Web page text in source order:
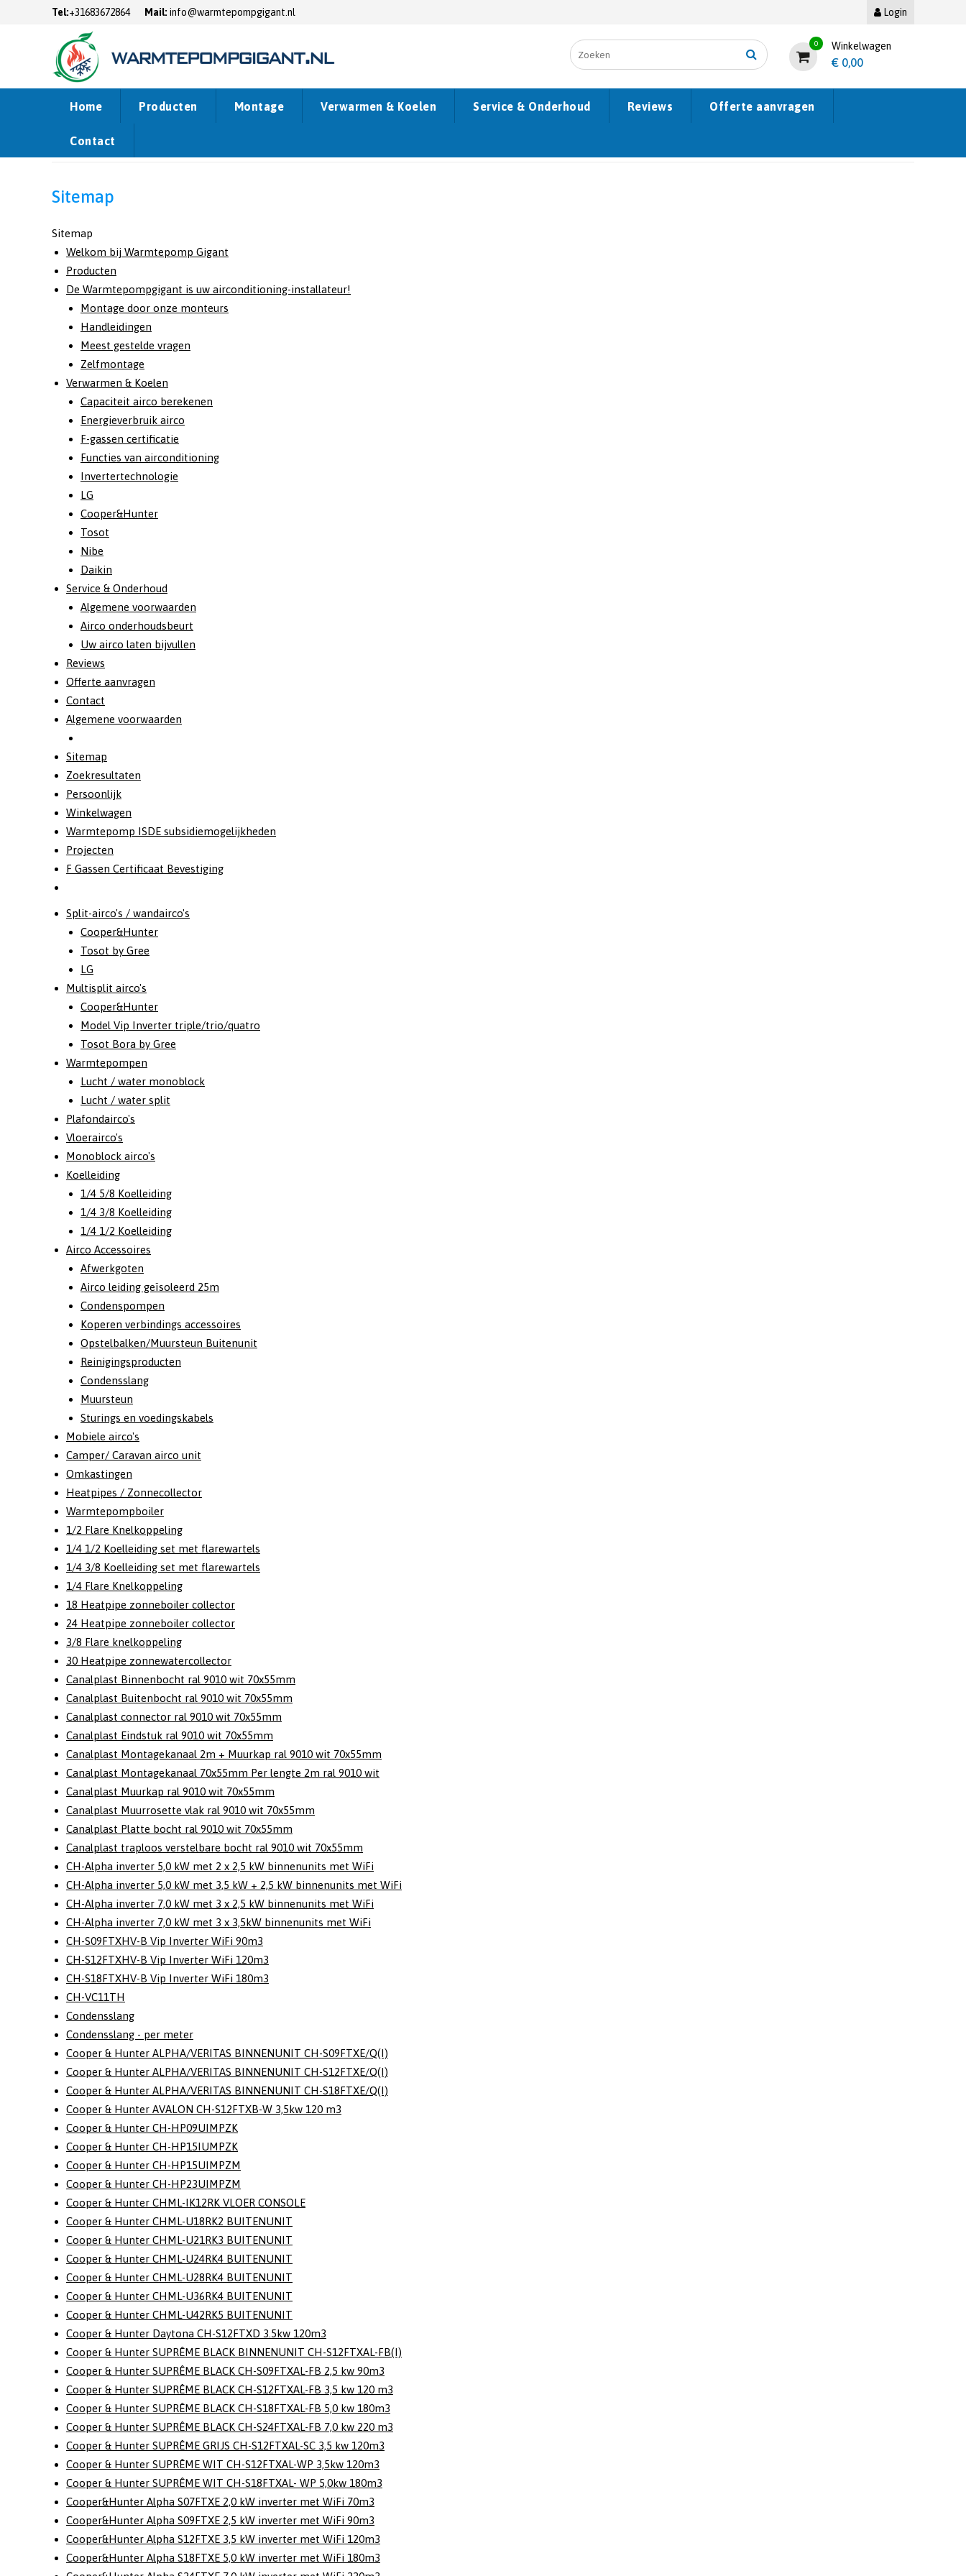
Tel:+31683672864 Mail: info@warmtepompgigant.nl Login
0 Winkelwagen
€ 0,00
Home Producten Montage Verwarmen & Koelen Service & Onderhoud Reviews Offerte aanvragen
Contact
Home Sitemap
Sitemap
Sitemap
Welkom bij Warmtepomp Gigant
Producten
De Warmtepompgigant is uw airconditioning-installateur!
Montage door onze monteurs
Handleidingen
Meest gestelde vragen
Zelfmontage
Verwarmen & Koelen
Capaciteit airco berekenen
Energieverbruik airco
F-gassen certificatie
Functies van airconditioning
Invertertechnologie
LG
Cooper&Hunter
Tosot
Nibe
Daikin
Service & Onderhoud
Algemene voorwaarden
Airco onderhoudsbeurt
Uw airco laten bijvullen
Reviews
Offerte aanvragen
Contact
Algemene voorwaarden
Sitemap
Zoekresultaten
Persoonlijk
Winkelwagen
Warmtepomp ISDE subsidiemogelijkheden
Projecten
F Gassen Certificaat Bevestiging
Split-airco's / wandairco's
Cooper&Hunter
Tosot by Gree
LG
Multisplit airco's
Cooper&Hunter
Model Vip Inverter triple/trio/quatro
Tosot Bora by Gree
Warmtepompen
Lucht / water monoblock
Lucht / water split
Plafondairco's
Vloerairco's
Monoblock airco's
Koelleiding
1/4 5/8 Koelleiding
1/4 3/8 Koelleiding
1/4 1/2 Koelleiding
Airco Accessoires
Afwerkgoten
Airco leiding geïsoleerd 25m
Condenspompen
Koperen verbindings accessoires
Opstelbalken/Muursteun Buitenunit
Reinigingsproducten
Condensslang
Muursteun
Sturings en voedingskabels
Mobiele airco's
Camper/ Caravan airco unit
Omkastingen
Heatpipes / Zonnecollector
Warmtepompboiler
1/2 Flare Knelkoppeling
1/4 1/2 Koelleiding set met flarewartels
1/4 3/8 Koelleiding set met flarewartels
1/4 Flare Knelkoppeling
18 Heatpipe zonneboiler collector
24 Heatpipe zonneboiler collector
3/8 Flare knelkoppeling
30 Heatpipe zonnewatercollector
Canalplast Binnenbocht ral 9010 wit 70x55mm
Canalplast Buitenbocht ral 9010 wit 70x55mm
Canalplast connector ral 9010 wit 70x55mm
Canalplast Eindstuk ral 9010 wit 70x55mm
Canalplast Montagekanaal 2m + Muurkap ral 9010 wit 70x55mm
Canalplast Montagekanaal 70x55mm Per lengte 2m ral 9010 wit
Canalplast Muurkap ral 9010 wit 70x55mm
Canalplast Muurrosette vlak ral 9010 wit 70x55mm
Canalplast Platte bocht ral 9010 wit 70x55mm
Canalplast traploos verstelbare bocht ral 9010 wit 70x55mm
CH-Alpha inverter 5,0 kW met 2 x 2,5 kW binnenunits met WiFi
CH-Alpha inverter 5,0 kW met 3,5 kW + 2,5 kW binnenunits met WiFi
CH-Alpha inverter 7,0 kW met 3 x 2,5 kW binnenunits met WiFi
CH-Alpha inverter 7,0 kW met 3 x 3,5kW binnenunits met WiFi
CH-S09FTXHV-B Vip Inverter WiFi 90m3
CH-S12FTXHV-B Vip Inverter WiFi 120m3
CH-S18FTXHV-B Vip Inverter WiFi 180m3
CH-VC11TH
Condensslang
Condensslang - per meter
Cooper & Hunter ALPHA/VERITAS BINNENUNIT CH-S09FTXE/Q(I)
Cooper & Hunter ALPHA/VERITAS BINNENUNIT CH-S12FTXE/Q(I)
Cooper & Hunter ALPHA/VERITAS BINNENUNIT CH-S18FTXE/Q(I)
Cooper & Hunter AVALON CH-S12FTXB-W 3,5kw 120 m3
Cooper & Hunter CH-HP09UIMPZK
Cooper & Hunter CH-HP15IUMPZK
Cooper & Hunter CH-HP15UIMPZM
Cooper & Hunter CH-HP23UIMPZM
Cooper & Hunter CHML-IK12RK VLOER CONSOLE
Cooper & Hunter CHML-U18RK2 BUITENUNIT
Cooper & Hunter CHML-U21RK3 BUITENUNIT
Cooper & Hunter CHML-U24RK4 BUITENUNIT
Cooper & Hunter CHML-U28RK4 BUITENUNIT
Cooper & Hunter CHML-U36RK4 BUITENUNIT
Cooper & Hunter CHML-U42RK5 BUITENUNIT
Cooper & Hunter Daytona CH-S12FTXD 3.5kw 120m3
Cooper & Hunter SUPRÊME BLACK BINNENUNIT CH-S12FTXAL-FB(I)
Cooper & Hunter SUPRÊME BLACK CH-S09FTXAL-FB 2,5 kw 90m3
Cooper & Hunter SUPRÊME BLACK CH-S12FTXAL-FB 3,5 kw 120 m3
Cooper & Hunter SUPRÊME BLACK CH-S18FTXAL-FB 5,0 kw 180m3
Cooper & Hunter SUPRÊME BLACK CH-S24FTXAL-FB 7,0 kw 220 m3
Cooper & Hunter SUPRÊME GRIJS CH-S12FTXAL-SC 3,5 kw 120m3
Cooper & Hunter SUPRÊME WIT CH-S12FTXAL-WP 3,5kw 120m3
Cooper & Hunter SUPRÊME WIT CH-S18FTXAL- WP 5,0kw 180m3
Cooper&Hunter Alpha S07FTXE 2,0 kW inverter met WiFi 70m3
Cooper&Hunter Alpha S09FTXE 2,5 kW inverter met WiFi 90m3
Cooper&Hunter Alpha S12FTXE 3,5 kW inverter met WiFi 120m3
Cooper&Hunter Alpha S18FTXE 5,0 kW inverter met WiFi 180m3